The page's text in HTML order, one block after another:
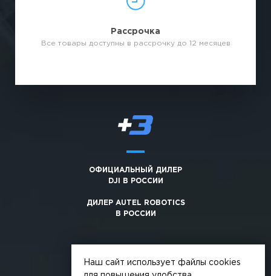
Рассрочка
Все товары доступны в рассрочку до 12 месяцев
ОФИЦИАЛЬНЫЙ ДИЛЕР
DJI В РОССИИ
ДИЛЕР AUTEL ROBOTICS
В РОССИИ
Наш сайт использует файлы cookies